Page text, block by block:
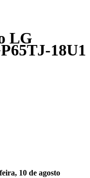
LG
18U1
10 de agosto